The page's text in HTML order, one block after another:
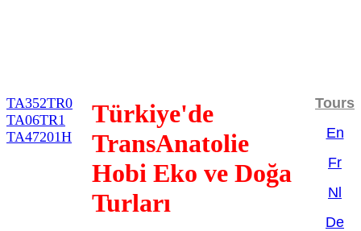
TA352TR0
TA06TR1
TA47201H
Türkiye'de
TransAnatolie
Hobi Eko ve Doğa
Turları
Tours
En
Fr
Nl
De